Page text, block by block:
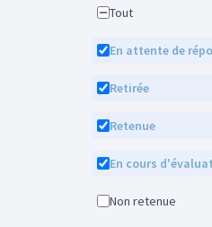
Tout
En attente de
Retirée
Retenue
En cours
Non retenue